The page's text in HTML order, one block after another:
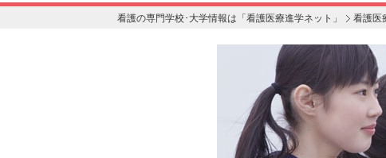
看護の専門学校･大学情報は「看護医療進学ネット」 看護医